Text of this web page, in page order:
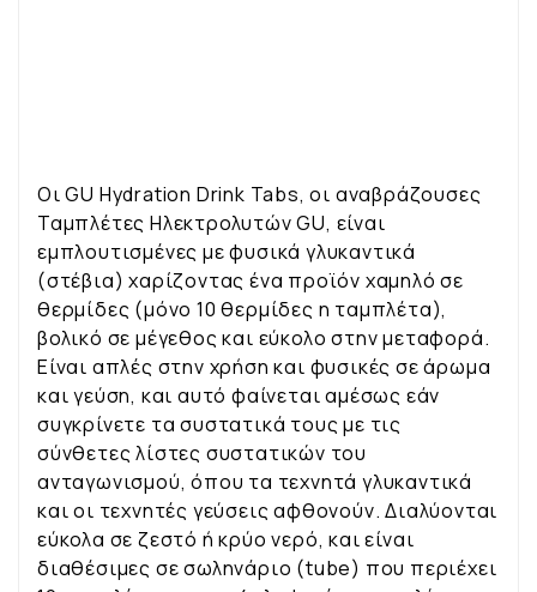
Οι GU Hydration Drink Tabs, οι αναβράζουσες
Ταμπλέτες Ηλεκτρολυτών GU, είναι
εμπλουτισμένες με φυσικά γλυκαντικά
(στέβια) χαρίζοντας ένα προϊόν χαμηλό σε
θερμίδες (μόνο 10 θερμίδες η ταμπλέτα),
βολικό σε μέγεθος και εύκολο στην μεταφορά.
Είναι απλές στην χρήση και φυσικές σε άρωμα
και γεύση, και αυτό φαίνεται αμέσως εάν
συγκρίνετε τα συστατικά τους με τις
σύνθετες λίστες συστατικών του
ανταγωνισμού, όπου τα τεχνητά γλυκαντικά
και οι τεχνητές γεύσεις αφθονούν. Διαλύονται
εύκολα σε ζεστό ή κρύο νερό, και είναι
διαθέσιμες σε σωληνάριο (tube) που περιέχει